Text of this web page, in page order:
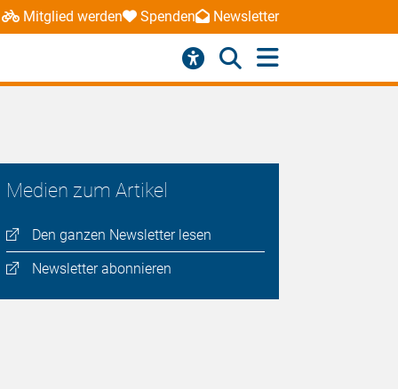
Mitglied werden Spenden Newsletter
Medien zum Artikel
Den ganzen Newsletter lesen
Newsletter abonnieren